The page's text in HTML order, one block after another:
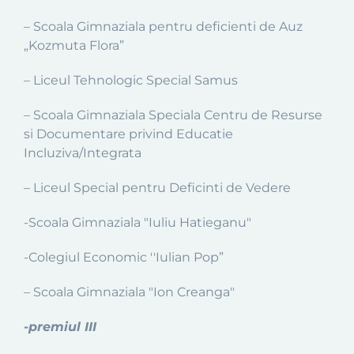
– Scoala Gimnaziala pentru deficienti de Auz
„Kozmuta Flora”
– Liceul Tehnologic Special Samus
– Scoala Gimnaziala Speciala Centru de Resurse
si Documentare privind Educatie
Incluziva/Integrata
– Liceul Special pentru Deficinti de Vedere
-Scoala Gimnaziala "Iuliu Hatieganu"
-Colegiul Economic ''Iulian Pop”
– Scoala Gimnaziala "Ion Creanga"
-premiul III